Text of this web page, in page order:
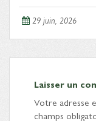
29 juin, 2026
Laisser un
Votre adresse
champs